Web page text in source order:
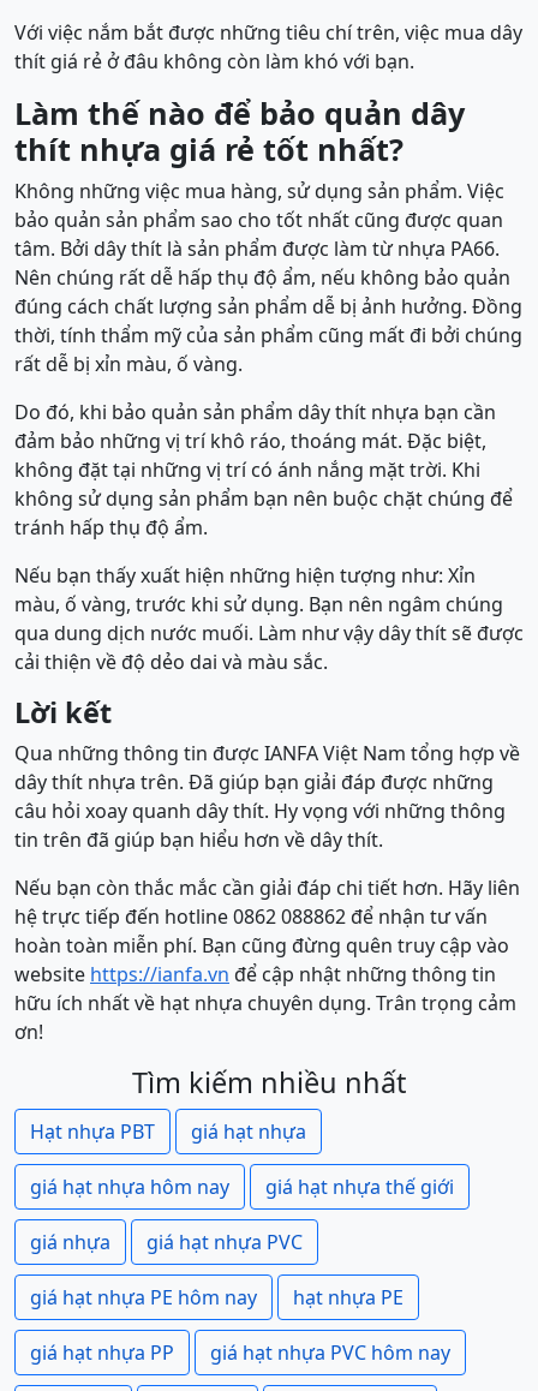
Với việc nắm bắt được những tiêu chí trên, việc mua dây
thít giá rẻ ở đâu không còn làm khó với bạn.
Làm thế nào để bảo quản dây
thít nhựa giá rẻ tốt nhất?
Không những việc mua hàng, sử dụng sản phẩm. Việc
bảo quản sản phẩm sao cho tốt nhất cũng được quan
tâm. Bởi dây thít là sản phẩm được làm từ nhựa PA66.
Nên chúng rất dễ hấp thụ độ ẩm, nếu không bảo quản
đúng cách chất lượng sản phẩm dễ bị ảnh hưởng. Đồng
thời, tính thẩm mỹ của sản phẩm cũng mất đi bởi chúng
rất dễ bị xỉn màu, ố vàng.
Do đó, khi bảo quản sản phẩm dây thít nhựa bạn cần
đảm bảo những vị trí khô ráo, thoáng mát. Đặc biệt,
không đặt tại những vị trí có ánh nắng mặt trời. Khi
không sử dụng sản phẩm bạn nên buộc chặt chúng để
tránh hấp thụ độ ẩm.
Nếu bạn thấy xuất hiện những hiện tượng như: Xỉn
màu, ố vàng, trước khi sử dụng. Bạn nên ngâm chúng
qua dung dịch nước muối. Làm như vậy dây thít sẽ được
cải thiện về độ dẻo dai và màu sắc.
Lời kết
Qua những thông tin được IANFA Việt Nam tổng hợp về
dây thít nhựa trên. Đã giúp bạn giải đáp được những
câu hỏi xoay quanh dây thít. Hy vọng với những thông
tin trên đã giúp bạn hiểu hơn về dây thít.
Nếu bạn còn thắc mắc cần giải đáp chi tiết hơn. Hãy liên
hệ trực tiếp đến hotline 0862 088862 để nhận tư vấn
hoàn toàn miễn phí. Bạn cũng đừng quên truy cập vào
website https://ianfa.vn để cập nhật những thông tin
hữu ích nhất về hạt nhựa chuyên dụng. Trân trọng cảm
ơn!
Tìm kiếm nhiều nhất
Hạt nhựa PBT giá hạt nhựa
giá hạt nhựa hôm nay giá hạt nhựa thế giới
giá nhựa giá hạt nhựa PVC
giá hạt nhựa PE hôm nay hạt nhựa PE
giá hạt nhựa PP giá hạt nhựa PVC hôm nay